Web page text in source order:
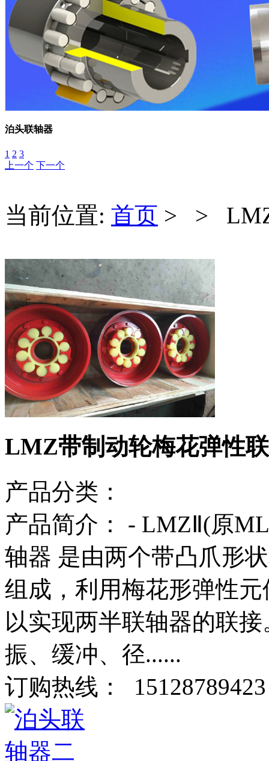
泊头联轴器
1 2 3
上一个 下一个
当前位置: 首页 > > LMZ
LMZ带制动轮梅花弹性
产品分类：
产品简介：
- LMZⅡ(原
轴器 是由两个带凸爪形
组成，利用梅花形弹性
以实现两半联轴器的联
振、缓冲、径......
订购热线：
15128789423